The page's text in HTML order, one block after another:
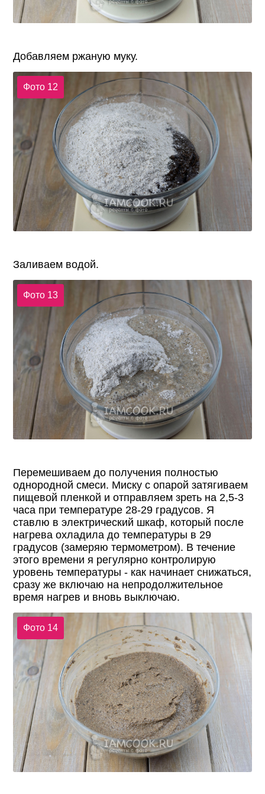
Добавляем ржаную муку.
Фото 12
Заливаем водой.
Фото 13
Перемешиваем до получения полностью
однородной смеси. Миску с опарой затягиваем
пищевой пленкой и отправляем зреть на 2,5-3
часа при температуре 28-29 градусов. Я
ставлю в электрический шкаф, который после
нагрева охладила до температуры в 29
градусов (замеряю термометром). В течение
этого времени я регулярно контролирую
уровень температуры - как начинает снижаться,
сразу же включаю на непродолжительное
время нагрев и вновь выключаю.
Фото 14